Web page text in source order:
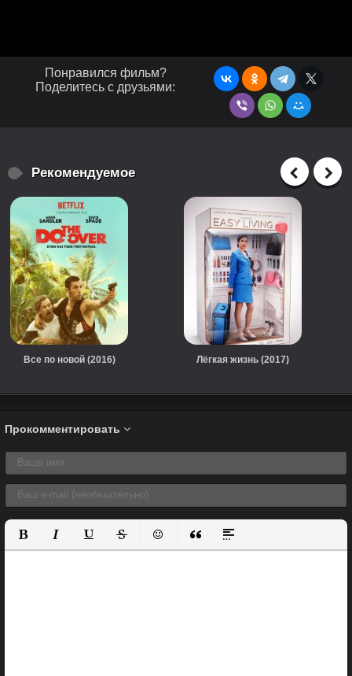
Понравился фильм?
Поделитесь с друзьями:
Рекомендуемое
Все по новой (2016) Лёгкая жизнь (2017)
Прокомментировать
Полужирный
КурсивПодчеркнутый
ЗачеркнутыйВставить смайлик
Вставка цитаты
Вставка спойлера